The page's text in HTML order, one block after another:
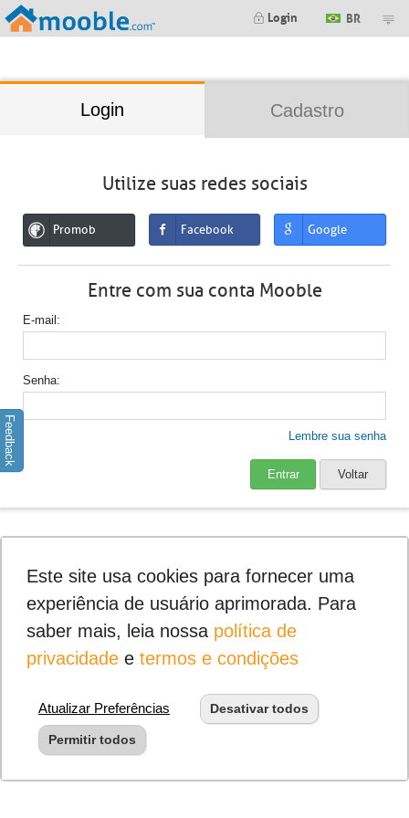
Login BR
Login Cadastro
Utilize suas redes sociais
Promob Facebook Google
Entre com sua conta Mooble
E-mail
Senha
Lembre sua senha
Entrar Voltar
Feedback
Este site usa cookies para fornecer uma
experiência de usuário aprimorada. Para
saber mais, leia nossa política de
privacidadee termos e condições
Atualizar Preferências Desativar todos
Permitir todos